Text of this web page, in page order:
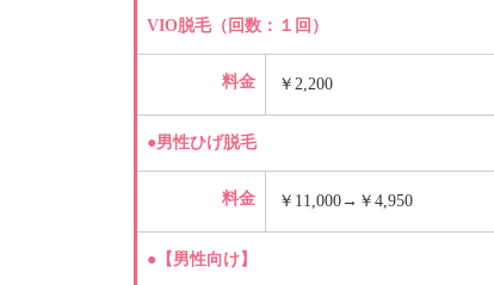
VIO脱毛（回数：１回）
料金 ￥2,200
●男性ひげ脱毛
料金 ￥11,000→￥4,950
●【男性向け】